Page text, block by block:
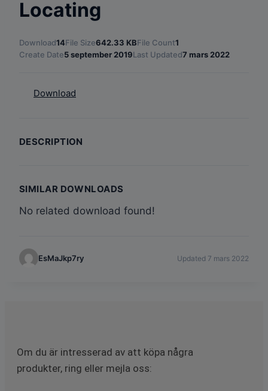
Locating
Download14File Size642.33 KBFile Count1
Create Date5 september 2019Last Updated7 mars 2022
Download
DESCRIPTION
SIMILAR DOWNLOADS
No related download found!
EsMaJkp7ry Updated 7 mars 2022
Om du är intresserad av att köpa några
produkter, ring eller mejla oss: